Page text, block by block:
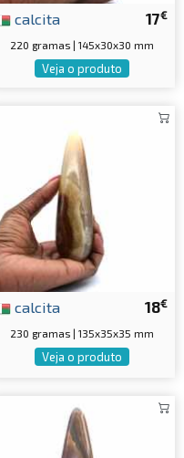
17€
calcita
220 gramas | 145x30x30 mm
Veja o produto
18€
calcita
230 gramas | 135x35x35 mm
Veja o produto